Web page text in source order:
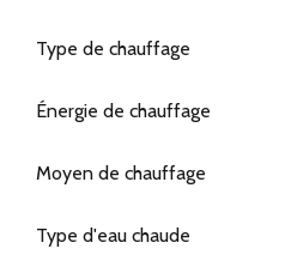
Type de chauffage
Énergie de chauffage
Moyen de chauffage
Type d'eau chaude